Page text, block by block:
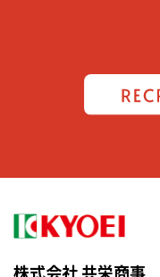
株式会社 共栄商事